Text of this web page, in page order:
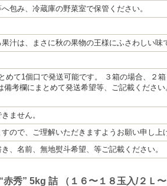
包み、冷蔵庫の野菜室で保管ください。
汁は、まさに秋の果物の王様にふさわしい味
めて1個口で発送可能です。 ３箱の場合、２
考欄にまとめて発送希望等、ご記載くださ
ません。
で、ご理解いただきますようお願い申し上
、名前、無地熨斗希望、等ご記載ください。
秀” 5kg 詰 （１６〜１８玉入/２Ｌ〜